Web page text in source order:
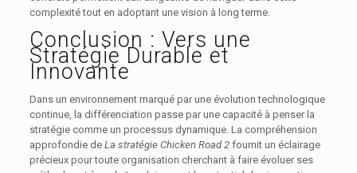
complexité tout en adoptant une vision à long terme.
Conclusion : Vers une
Stratégie Durable et
Innovante
Dans un environnement marqué par une évolution technologique
continue, la différenciation passe par une capacité à penser la
stratégie comme un processus dynamique. La compréhension
approfondie de La stratégie Chicken Road 2fournit un éclairage
précieux pour toute organisation cherchant à faire évoluer ses